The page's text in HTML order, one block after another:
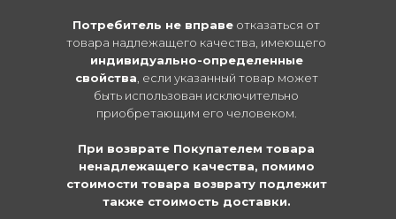
Потребитель не вправе отказаться от
товара надлежащего качества, имеющего
индивидуально-определенные
свойства , если указанный товар может
быть использован исключительно
приобретающим его человеком.
При возврате Покупателем товара
ненадлежащего качества, помимо
стоимости товара возврату подлежит
также стоимость доставки.